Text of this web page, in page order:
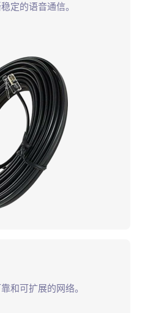
定的语音通信。
和可扩展的网络。